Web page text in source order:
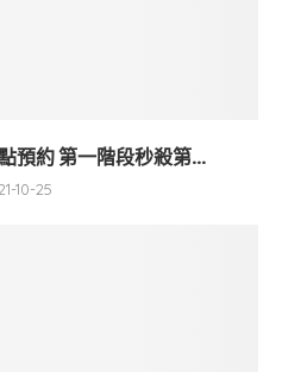
預約 第一階段秒殺第...
10-25